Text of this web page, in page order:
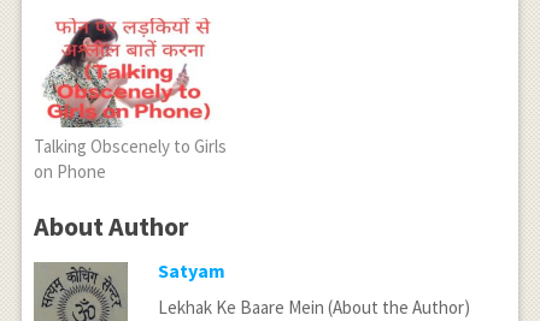
Talking Obscenely to Girls
on Phone
About Author
Satyam
Lekhak Ke Baare Mein (About the Author)